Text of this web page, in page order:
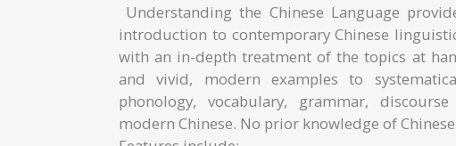
Understanding the Chinese Language
introduction to contemporary Chinese
with an in-depth treatment of the topics at
and vivid, modern examples to
phonology, vocabulary, grammar,
modern Chinese. No prior knowledge of